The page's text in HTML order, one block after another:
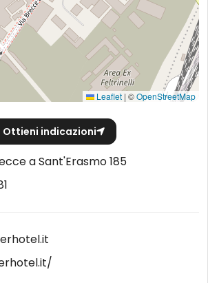
Leaflet | ©OpenStreetMap
Ottieni indicazioni
a Sant'Erasmo 185